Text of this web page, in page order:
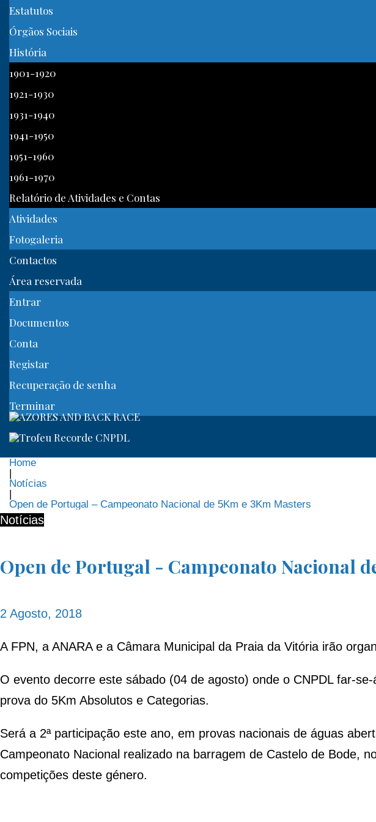
Estatutos
Órgãos Sociais
História
1901-1920
1921-1930
1931-1940
1941-1950
1951-1960
1961-1970
Relatório de Atividades e Contas
Atividades
Fotogaleria
Contactos
Área reservada
Entrar
Documentos
Conta
Registar
Recuperação de senha
Terminar
Home
|
Notícias
|
Open de Portugal – Campeonato Nacional de 5Km e 3Km Masters
Notícias
Open de Portugal - Campeonato Nacional
2 Agosto, 2018
A FPN, a ANARA e a Câmara Municipal da Praia da Vitória irão
O evento decorre este sábado (04 de agosto) onde o CNPDL far-
prova do 5Km Absolutos e Categorias.
Será a 2ª participação este ano, em provas nacionais de águas
Campeonato Nacional realizado na barragem de Castelo de Bode,
competições deste género.